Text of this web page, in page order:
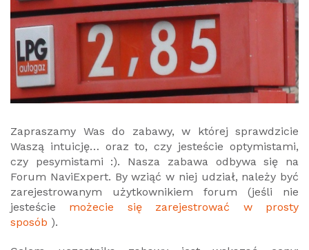
Zapraszamy Was do zabawy, w której sprawdzicie
Waszą intuicję… oraz to, czy jesteście optymistami,
czy pesymistami :). Nasza zabawa odbywa się na
Forum NaviExpert. By wziąć w niej udział, należy być
zarejestrowanym użytkownikiem forum (jeśli nie
jesteście możecie się zarejestrować w prosty
sposób ).